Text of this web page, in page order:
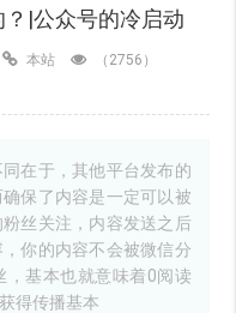
|公众号的冷启动
本站
（2756）
在于，其他平台发布的
保了内容是一定可以被
丝关注，内容发送之后
你的内容不会被微信分
，基本也就意味着0阅读
得传播基本